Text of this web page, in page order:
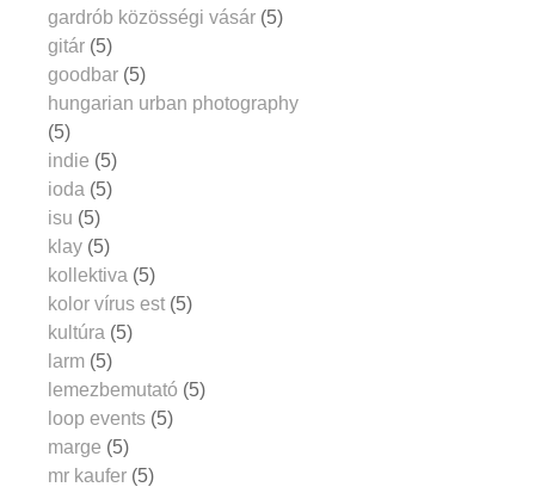
gardrób közösségi vásár (5)
gitár (5)
goodbar (5)
hungarian urban photography
(5)
indie (5)
ioda (5)
isu (5)
klay (5)
kollektiva (5)
kolor vírus est (5)
kultúra (5)
larm (5)
lemezbemutató (5)
loop events (5)
marge (5)
mr kaufer (5)